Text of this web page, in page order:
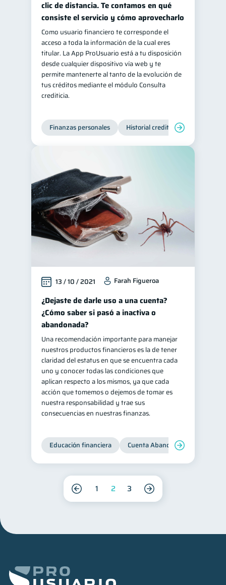
clic de distancia. Te contamos en qué
consiste el servicio y cómo aprovecharlo
Como usuario financiero te corresponde el
acceso a toda la información de la cual eres
titular. La App ProUsuario está a tu disposición
desde cualquier dispositivo vía web y te
permite mantenerte al tanto de la evolución de
tus créditos mediante el módulo Consulta
crediticia.
Finanzas personales Historial crediticio
13 / 10 / 2021 Farah Figueroa
¿Dejaste de darle uso a una cuenta?
¿Cómo saber si pasó a inactiva o
abandonada?
Una recomendación importante para manejar
nuestros productos financieros es la de tener
claridad del estatus en que se encuentra cada
uno y conocer todas las condiciones que
aplican respecto a los mismos, ya que cada
acción que tomemos o dejemos de tomar es
nuestra responsabilidad y trae sus
consecuencias en nuestras finanzas.
Educación financiera Cuenta Abandonada
1 2 3